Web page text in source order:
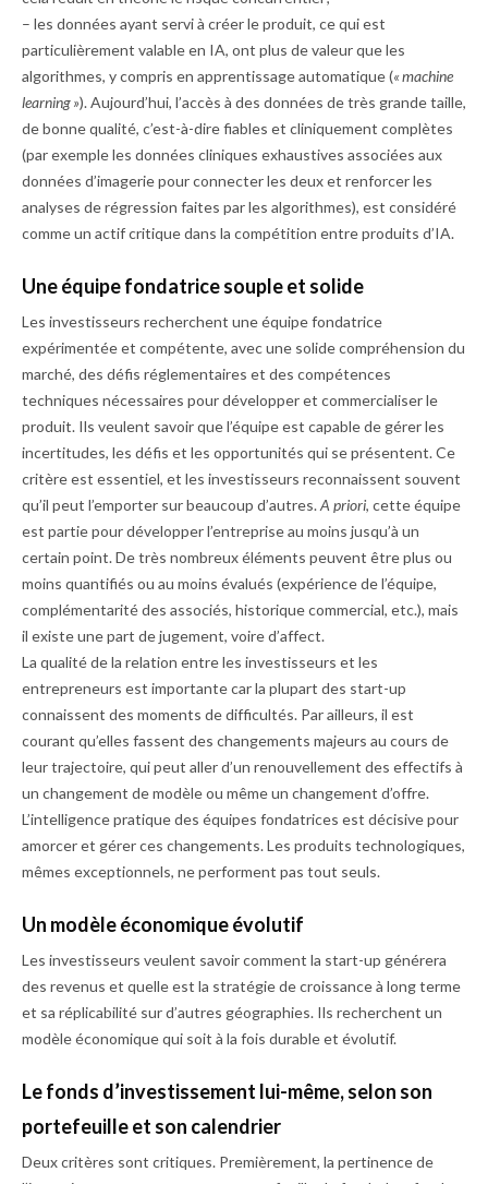
– les données ayant servi à créer le produit, ce qui est
particulièrement valable en IA, ont plus de valeur que les
algorithmes, y compris en apprentissage automatique (« machine
learning »). Aujourd’hui, l’accès à des données de très grande taille,
de bonne qualité, c’est-à-dire fiables et cliniquement complètes
(par exemple les données cliniques exhaustives associées aux
données d’imagerie pour connecter les deux et renforcer les
analyses de régression faites par les algorithmes), est considéré
comme un actif critique dans la compétition entre produits d’IA.
Une équipe fondatrice souple et solide
Les investisseurs recherchent une équipe fondatrice
expérimentée et compétente, avec une solide compréhension du
marché, des défis réglementaires et des compétences
techniques nécessaires pour développer et commercialiser le
produit. Ils veulent savoir que l’équipe est capable de gérer les
incertitudes, les défis et les opportunités qui se présentent. Ce
critère est essentiel, et les investisseurs reconnaissent souvent
qu’il peut l’emporter sur beaucoup d’autres.A priori, cette équipe
est partie pour développer l’entreprise au moins jusqu’à un
certain point. De très nombreux éléments peuvent être plus ou
moins quantifiés ou au moins évalués (expérience de l’équipe,
complémentarité des associés, historique commercial, etc.), mais
il existe une part de jugement, voire d’affect.
La qualité de la relation entre les investisseurs et les
entrepreneurs est importante car la plupart des start-up
connaissent des moments de difficultés. Par ailleurs, il est
courant qu’elles fassent des changements majeurs au cours de
leur trajectoire, qui peut aller d’un renouvellement des effectifs à
un changement de modèle ou même un changement d’offre.
L’intelligence pratique des équipes fondatrices est décisive pour
amorcer et gérer ces changements. Les produits technologiques,
mêmes exceptionnels, ne performent pas tout seuls.
Un modèle économique évolutif
Les investisseurs veulent savoir comment la start-up générera
des revenus et quelle est la stratégie de croissance à long terme
et sa réplicabilité sur d’autres géographies. Ils recherchent un
modèle économique qui soit à la fois durable et évolutif.
Le fonds d’investissement lui-même, selon son
portefeuille et son calendrier
Deux critères sont critiques. Premièrement, la pertinence de